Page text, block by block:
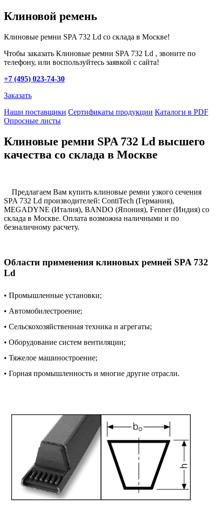
Клиновой ремень
Клиновые ремни SPA 732 Ld со склада в Москве!
Чтобы заказать Клиновые ремни SPA 732 Ld , звоните по
телефону, или воспользуйтесь заявкой с сайта!
+7 (495) 023-74-30
Заказать
Наши поставщики Сертификаты продукции Каталоги в PDF
Опросные листы
Клиновые ремни SPA 732 Ld высшего
качества со склада в Москве
Предлагаем Вам купить клиновые ремни узкого сечения
SPA 732 Ld производителей: ContiTech (Германия),
MEGADYNE (Италия), BANDO (Япония), Fenner (Индия) со
склада в Москве. Оплата возможна наличными и по
безналичному расчету.
Области применения клиновых ремней SPA 732
Ld
• Промышленные установки;
• Автомобилестроение;
• Сельскохозяйственная техника и агрегаты;
• Оборудование систем вентиляции;
• Тяжелое машиностроение;
• Горная промышленность и многие другие отрасли.